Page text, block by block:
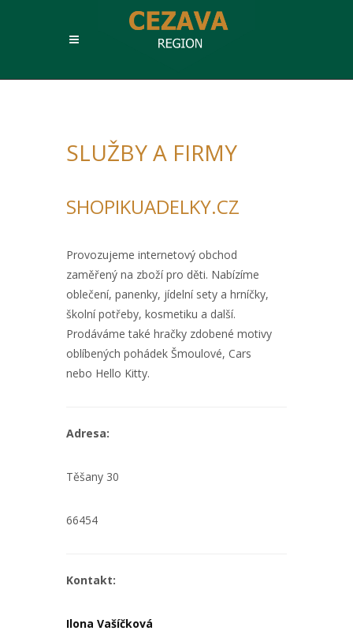
SLUŽBY A FIRMY
SHOPIKUADELKY.CZ
Provozujeme internetový obchod
zaměřený na zboží pro děti. Nabízíme
oblečení, panenky, jídelní sety a hrníčky,
školní potřeby, kosmetiku a další.
Prodáváme také hračky zdobené motivy
oblíbených pohádek Šmoulové, Cars
nebo Hello Kitty.
Adresa:
Těšany 30
66454
Kontakt:
Ilona Vašíčková